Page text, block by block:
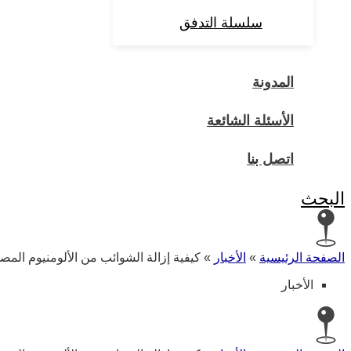
سلسلة التدفق
المدونة
الأسئلة الشائعة
اتصل بنا
البحث
الصفحة الرئيسية » الأخبار » كيفية إزالة الشوائب من الألومنيوم
الأخبار